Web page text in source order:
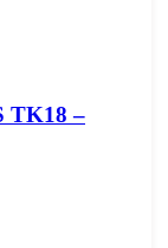
TK18 –